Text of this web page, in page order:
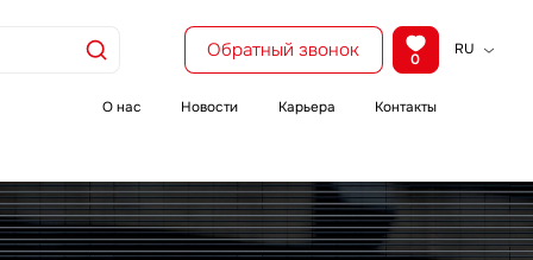
Обратный звонок 0
RU
О нас Новости Карьера Контакты